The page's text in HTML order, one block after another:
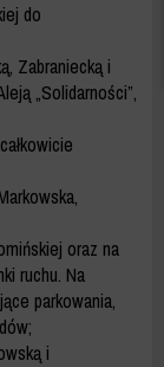
do
Zabraniecką i
„Solidarności”,
oraz na
ruchu. Na
parkowania,
i